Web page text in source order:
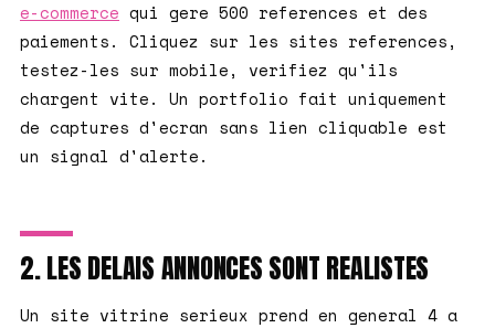
e-commerce qui gere 500 references et des
paiements. Cliquez sur les sites references,
testez-les sur mobile, verifiez qu'ils
chargent vite. Un portfolio fait uniquement
de captures d'ecran sans lien cliquable est
un signal d'alerte.
2. LES DELAIS ANNONCES SONT REALISTES
Un site vitrine serieux prend en general 4 a